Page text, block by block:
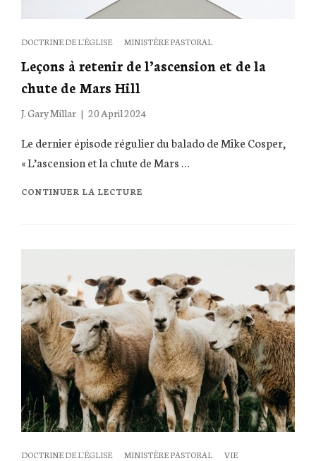
Categories
DOCTRINE DE L'ÉGLISE MINISTÈRE PASTORAL
Leçons à retenir de l’ascension et de la
chute de Mars Hill
J. Gary Millar
Posted
20 April 2024
Le dernier épisode régulier du balado de Mike Cosper,
« L’ascension et la chute de Mars …
CONTINUER LA LECTURE
LA
CHUTE
DE
MARS
HILL
Categories
DOCTRINE DE L'ÉGLISE MINISTÈRE PASTORAL
VIE